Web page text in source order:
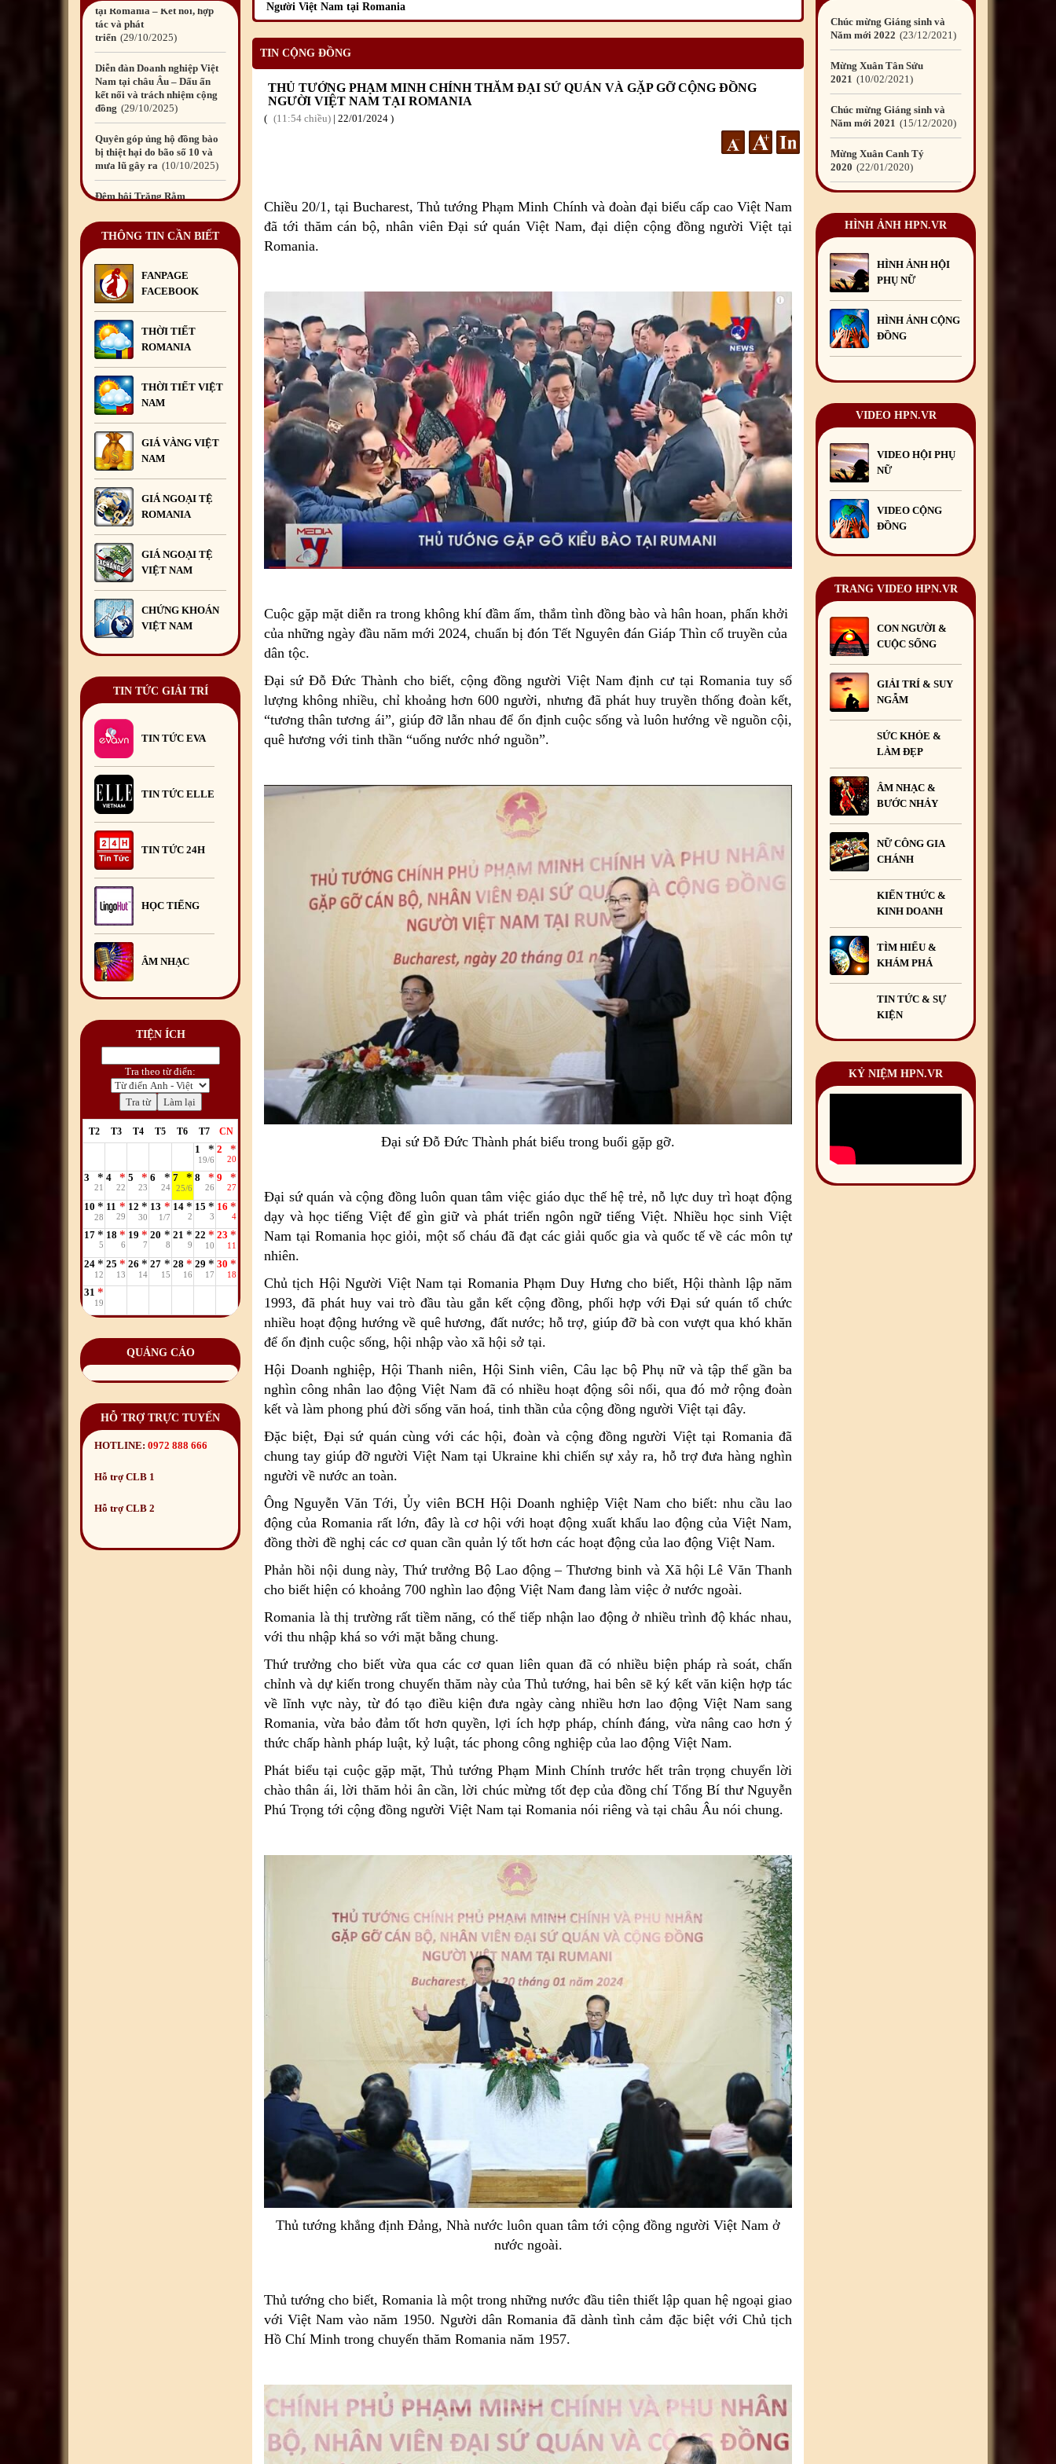
Nam tại châu Âu – Dấu ấn
kết nối và trách nhiệm cộng
đồng
29/10/2025
Quyên góp ủng hộ đồng bào
bị thiệt hại do bão số 10 và
mưa lũ gây ra
10/10/2025
Đêm hội Trăng Rằm
2025
06/10/2025
Liên hoan chia tay Đại sứ Đỗ
Đức Thành cùng Phu nhân và
bà Lương Ngọc Linh kết thúc
Romania 29/09/2025
Diễn đàn Doanh nghiệp Việt
Nam tại châu Âu lần thứ 14
sẽ diễn ra tại Bucharest,
Romania
15/09/2025
Đại sứ quán Việt Nam tại
Romania long trọng tổ chức
Lễ kỷ niệm 80 năm Quốc
khánh 2/9 13/09/2025
Liên hoan chia tay Bí thứ thứ
Nhất Nguyễn Mạnh Hùng kết
thúc nhiệm kỳ công tác tại
Romania
/07 /2026
Đoàn đại biểu thanh niên Việt
Nam tại Romania tham gia
Trại hè Việt Nam
2026 13 /07/2026
Khai giảng Lớp học hè tiếng
Việt 2026
29/06/2026
Hội Doanh nghiệp Việt Nam
tại Romania tổ chức Chương
trình Giao lưu mở.
23/06/2026
THÔNG TIN CẦN BIẾT
FANPAGE
FACEBOOK
THỜI TIẾT
ROMANIA
THỜI TIẾT VIỆT
NAM
GIÁ VÀNG VIỆT
NAM
GIÁ NGOẠI TỆ
ROMANIA
GIÁ NGOẠI TỆ
VIỆT NAM
CHỨNG KHOÁN
VIỆT NAM
TIN TỨC GIẢI TRÍ
TIN TỨC EVA
TIN TỨC ELLE
TIN TỨC 24H
HỌC TIẾNG
ÂM NHẠC
TIỆN ÍCH
Tra theo từ điển:
T2 T3 T4 T5 T6 T7 CN
1
19/6
2
20
3
21
4
22
5
23
6
24
7
25/6
8
26
9
27
10
28
11
29
12
30
13
1/7
14
2
15
3
16
4
17
5
18
6
19
7
20
8
21
9
22
10
23
11
24
12
25
13
26
14
27
15
28
16
29
17
30
18
31
19
QUẢNG CÁO
HỖ TRỢ TRỰC TUYẾN
HOTLINE: 0972 888 666
Hỗ trợ CLB 1
Hỗ trợ CLB 2
Người Việt Nam tại Romania
TIN CỘNG ĐỒNG
THỦ TƯỚNG PHẠM MINH CHÍNH THĂM ĐẠI SỨ QUÁN VÀ GẶP GỠ CỘNG ĐỒNG
NGƯỜI VIỆT NAM TẠI ROMANIA
11:54 chiều | 22/01/2024
Chiều 20/1, tại Bucharest, Thủ tướng Phạm Minh Chính và đoàn đại biểu cấp cao Việt Nam
đã tới thăm cán bộ, nhân viên Đại sứ quán Việt Nam, đại diện cộng đồng người Việt tại
Romania.
Cuộc gặp mặt diễn ra trong không khí đầm ấm, thắm tình đồng bào và hân hoan, phấn khởi
của những ngày đầu năm mới 2024, chuẩn bị đón Tết Nguyên đán Giáp Thìn cổ truyền của
dân tộc.
Đại sứ Đỗ Đức Thành cho biết, cộng đồng người Việt Nam định cư tại Romania tuy số
lượng không nhiều, chỉ khoảng hơn 600 người, nhưng đã phát huy truyền thống đoàn kết,
“tương thân tương ái”, giúp đỡ lẫn nhau để ổn định cuộc sống và luôn hướng về nguồn cội,
quê hương với tinh thần “uống nước nhớ nguồn”.
Đại sứ Đỗ Đức Thành phát biểu trong buổi gặp gỡ.
Đại sứ quán và cộng đồng luôn quan tâm việc giáo dục thế hệ trẻ, nỗ lực duy trì hoạt động
dạy và học tiếng Việt để gìn giữ và phát triển ngôn ngữ tiếng Việt. Nhiều học sinh Việt
Nam tại Romania học giỏi, một số cháu đã đạt các giải quốc gia và quốc tế về các môn tự
nhiên.
Chủ tịch Hội Người Việt Nam tại Romania Phạm Duy Hưng cho biết, Hội thành lập năm
1993, đã phát huy vai trò đầu tàu gắn kết cộng đồng, phối hợp với Đại sứ quán tổ chức
nhiều hoạt động hướng về quê hương, đất nước; hỗ trợ, giúp đỡ bà con vượt qua khó khăn
để ổn định cuộc sống, hội nhập vào xã hội sở tại.
Hội Doanh nghiệp, Hội Thanh niên, Hội Sinh viên, Câu lạc bộ Phụ nữ và tập thể gần ba
nghìn công nhân lao động Việt Nam đã có nhiều hoạt động sôi nổi, qua đó mở rộng đoàn
kết và làm phong phú đời sống văn hoá, tinh thần của cộng đồng người Việt tại đây.
Đặc biệt, Đại sứ quán cùng với các hội, đoàn và cộng đồng người Việt tại Romania đã
chung tay giúp đỡ người Việt Nam tại Ukraine khi chiến sự xảy ra, hỗ trợ đưa hàng nghìn
người về nước an toàn.
Ông Nguyễn Văn Tới, Ủy viên BCH Hội Doanh nghiệp Việt Nam cho biết: nhu cầu lao
động của Romania rất lớn, đây là cơ hội với hoạt động xuất khẩu lao động của Việt Nam,
đồng thời đề nghị các cơ quan cần quản lý tốt hơn các hoạt động của lao động Việt Nam.
Phản hồi nội dung này, Thứ trưởng Bộ Lao động – Thương binh và Xã hội Lê Văn Thanh
cho biết hiện có khoảng 700 nghìn lao động Việt Nam đang làm việc ở nước ngoài.
Romania là thị trường rất tiềm năng, có thể tiếp nhận lao động ở nhiều trình độ khác nhau,
với thu nhập khá so với mặt bằng chung.
Thứ trưởng cho biết vừa qua các cơ quan liên quan đã có nhiều biện pháp rà soát, chấn
chỉnh và dự kiến trong chuyến thăm này của Thủ tướng, hai bên sẽ ký kết văn kiện hợp tác
về lĩnh vực này, từ đó tạo điều kiện đưa ngày càng nhiều hơn lao động Việt Nam sang
Romania, vừa bảo đảm tốt hơn quyền, lợi ích hợp pháp, chính đáng, vừa nâng cao hơn ý
thức chấp hành pháp luật, kỷ luật, tác phong công nghiệp của lao động Việt Nam.
Phát biểu tại cuộc gặp mặt, Thủ tướng Phạm Minh Chính trước hết trân trọng chuyển lời
chào thân ái, lời thăm hỏi ân cần, lời chúc mừng tốt đẹp của đồng chí Tổng Bí thư Nguyễn
Phú Trọng tới cộng đồng người Việt Nam tại Romania nói riêng và tại châu Âu nói chung.
Thủ tướng khẳng định Đảng, Nhà nước luôn quan tâm tới cộng đồng người Việt Nam ở
nước ngoài.
Thủ tướng cho biết, Romania là một trong những nước đầu tiên thiết lập quan hệ ngoại giao
với Việt Nam vào năm 1950. Người dân Romania đã dành tình cảm đặc biệt với Chủ tịch
Hồ Chí Minh trong chuyến thăm Romania năm 1957.
Mừng Xuân Tân Sửu
2021
10/02/2021
Chúc mừng Giáng sinh và
Năm mới 2021 15
Mừng Xuân Canh Tý
2020
22/01/2020
Chúc mừng Giáng sinh và
Năm mới 2020 24
2019 03/02/2019
Chúc mừng Giáng sinh và
Năm mới 2019
Mừng Xuân Bính Ngọ
2026 15/02/2026
Chúc mừng Giáng sinh và
Năm mới 2026
24
Mừng Xuân Giáp Thìn
2024 09/02/2024
HÌNH ẢNH HPN.VR
HÌNH ẢNH HỘI
PHỤ NỮ
HÌNH ẢNH CỘNG
ĐỒNG
VIDEO HPN.VR
VIDEO HỘI PHỤ
NỮ
VIDEO CỘNG
ĐỒNG
TRANG VIDEO HPN.VR
CON NGƯỜI &
CUỘC SỐNG
GIẢI TRÍ & SUY
NGẪM
SỨC KHỎE &
LÀM ĐẸP
ÂM NHẠC &
BƯỚC NHẢY
NỮ CÔNG GIA
CHÁNH
KIẾN THỨC &
KINH DOANH
TÌM HIỂU &
KHÁM PHÁ
TIN TỨC & SỰ
KIỆN
KỶ NIỆM HPN.VR